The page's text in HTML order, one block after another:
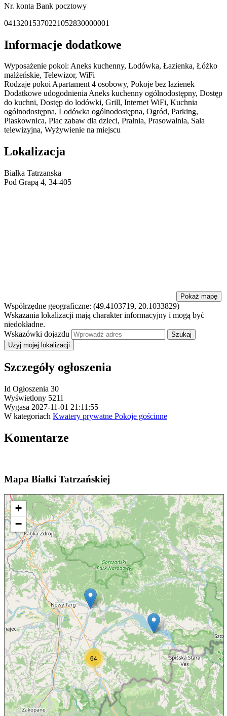
Nr. konta Bank pocztowy
04132015370221052830000001
Informacje dodatkowe
Wyposażenie pokoi: Aneks kuchenny, Lodówka, Łazienka, Łóżko
małżeńskie, Telewizor, WiFi
Rodzaje pokoiApartament 4 osobowy, Pokoje bez łazienek
Dodatkowe udogodnieniaAneks kuchenny ogólnodostępny, Dostęp
do kuchni, Dostęp do lodówki, Grill, Internet WiFi, Kuchnia
ogólnodostępna, Lodówka ogólnodostępna, Ogród, Parking,
Piaskownica, Plac zabaw dla dzieci, Pralnia, Prasowalnia, Sala
telewizyjna, Wyżywienie na miejscu
Lokalizacja
Białka Tatrzanska
Pod Grapą 4, 34-405
Pokaż mapę
Współrzędne geograficzne: (49.4103719, 20.1033829)
Wskazania lokalizacji mają charakter informacyjny i mogą być
niedokładne.
Wskazówki dojazdu
Użyj mojej lokalizacji
Szczegóły ogłoszenia
Id Ogłoszenia 30
Wyświetlony 5211
Wygasa 2027-11-01 21:11:55
W kategoriach Kwatery prywatne Pokoje gościnne
Komentarze
Mapa Białki Tatrzańskiej
64
+
−